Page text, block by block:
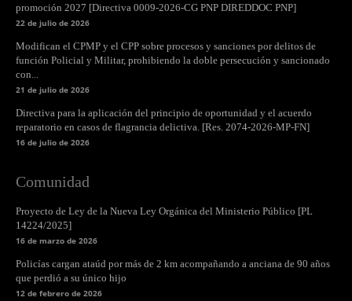
promoción 2027 [Directiva 0009-2026-CG PNP DIREDDOC PNP]
22 de julio de 2026
Modifican el CPMP y el CPP sobre procesos y sanciones por delitos de
función Policial y Militar, prohibiendo la doble persecución y sancionado
con...
21 de julio de 2026
Directiva para la aplicación del principio de oportunidad y el acuerdo
reparatorio en casos de flagrancia delictiva. [Res. 2074-2026-MP-FN]
16 de julio de 2026
Comunidad
Proyecto de Ley de la Nueva Ley Orgánica del Ministerio Público [PL
14224/2025]
16 de marzo de 2026
Policías cargan ataúd por más de 2 km acompañando a anciana de 90 años
que perdió a su único hijo
12 de febrero de 2026